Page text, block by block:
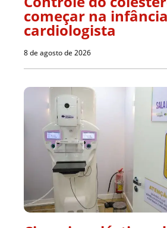
começar na
cardiologista
8 de agosto de 2026